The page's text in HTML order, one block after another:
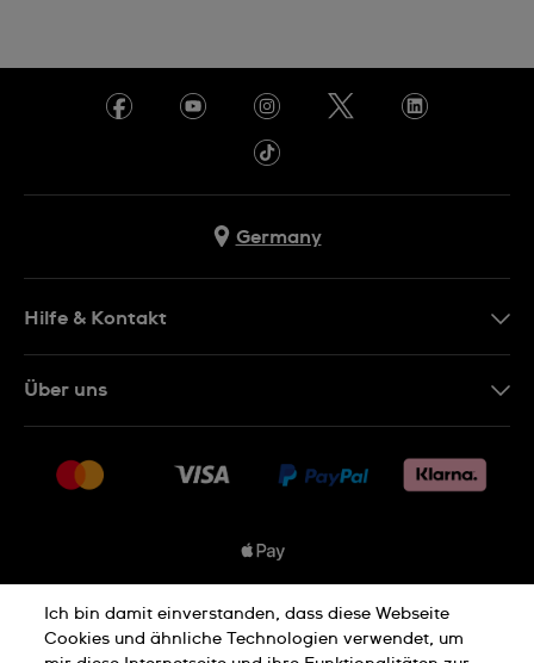
Germany
Hilfe & Kontakt
Rücksendung und Entsorgung
Über uns
Jobs
Datenschutzbedingungen
Ich bin damit einverstanden, dass diese Webseite
Cookies und ähnliche Technologien verwendet, um